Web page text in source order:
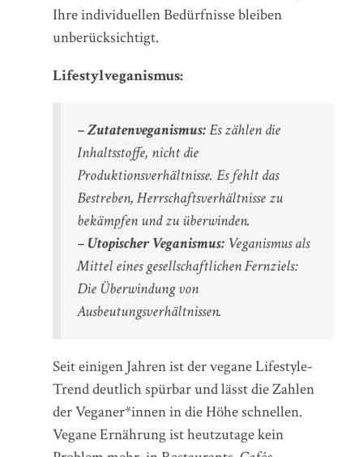
Ihre individuellen Bedürfnisse bleiben
unberücksichtigt.
Lifestylveganismus:
– Zutatenveganismus:Es zählen die
Inhaltsstoffe, nicht die
Produktionsverhältnisse. Es fehlt das
Bestreben, Herrschaftsverhältnisse zu
bekämpfen und zu überwinden.
– Utopischer Veganismus:Veganismus als
Mittel eines gesellschaftlichen Fernziels:
Die Überwindung von
Ausbeutungsverhältnissen.
Seit einigen Jahren ist der vegane Lifestyle-
Trend deutlich spürbar und lässt die Zahlen
der Veganer*innen in die Höhe schnellen.
Vegane Ernährung ist heutzutage kein